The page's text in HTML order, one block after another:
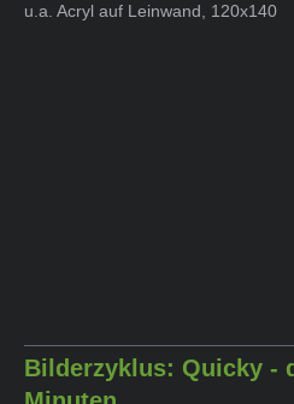
u.a. Acryl auf Leinwand, 120x140
Bilderzyklus: Quicky -